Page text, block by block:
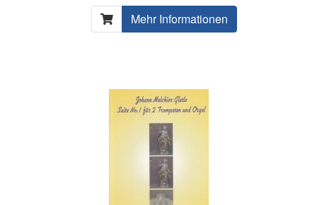
Mehr Informationen